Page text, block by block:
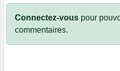
Connectez-vous pour
commentaires.